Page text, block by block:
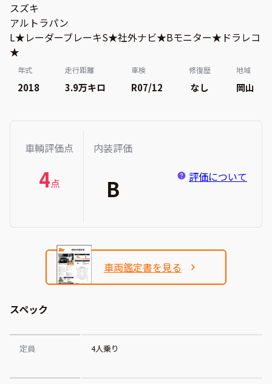
スズキ
アルトラパン
L★レーダーブレーキS★社外ナビ★Bモニター★ドラレコ
★
年式
2018
走行距離
3.9万キロ
車検
R07/12
修復歴
なし
地域
岡山
車輌評価点
4点
内装評価
B 評価について
車両鑑定書を見る
スペック
定員 4人乗り